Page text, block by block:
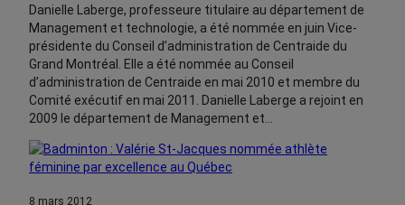
Danielle Laberge, professeure titulaire au département de
Management et technologie, a été nommée en juin Vice-
présidente du Conseil d’administration de Centraide du
Grand Montréal. Elle a été nommée au Conseil
d’administration de Centraide en mai 2010 et membre du
Comité exécutif en mai 2011. Danielle Laberge a rejoint en
2009 le département de Management et…
8 mars 2012